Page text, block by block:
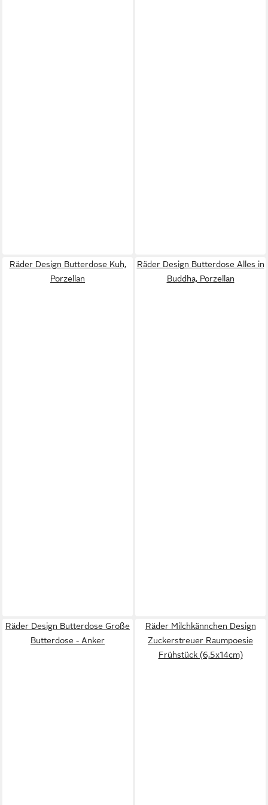
Räder Design Butterdose Kuh,
Porzellan
Räder Design Butterdose Alles in
Buddha, Porzellan
Räder Design Butterdose Große
Butterdose - Anker
Räder Milchkännchen Design
Zuckerstreuer Raumpoesie
Frühstück (6,5x14cm)